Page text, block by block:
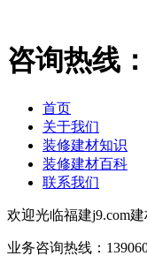
咨询热线：
首页
关于我们
装修建材知识
装修建材百科
联系我们
欢迎光临福建j9.com
业务咨询热线：